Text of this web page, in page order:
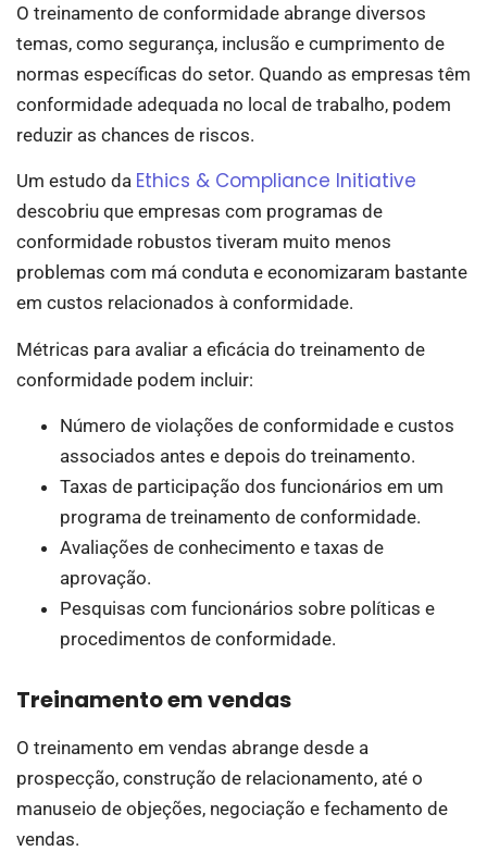
O treinamento de conformidade abrange diversos
temas, como segurança, inclusão e cumprimento de
normas específicas do setor. Quando as empresas têm
conformidade adequada no local de trabalho, podem
reduzir as chances de riscos.
Um estudo da Ethics & Compliance Initiative
descobriu que empresas com programas de
conformidade robustos tiveram muito menos
problemas com má conduta e economizaram bastante
em custos relacionados à conformidade.
Métricas para avaliar a eficácia do treinamento de
conformidade podem incluir:
Número de violações de conformidade e custos
associados antes e depois do treinamento.
Taxas de participação dos funcionários em um
programa de treinamento de conformidade.
Avaliações de conhecimento e taxas de
aprovação.
Pesquisas com funcionários sobre políticas e
procedimentos de conformidade.
Treinamento em vendas
O treinamento em vendas abrange desde a
prospecção, construção de relacionamento, até o
manuseio de objeções, negociação e fechamento de
vendas.